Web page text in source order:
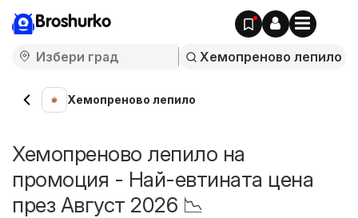
Broshurko
Хемопреново лепило
Хемопреново лепило на
промоция - Най-евтината цена
през Август 2026 📉